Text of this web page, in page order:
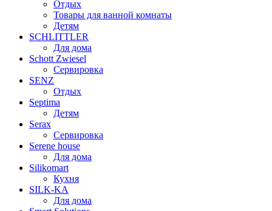
Отдых
Товары для ванной комнаты
Детям
SCHLITTLER
Для дома
Schott Zwiesel
Сервировка
SENZ
Отдых
Septima
Детям
Serax
Сервировка
Serene house
Для дома
Silikomart
Кухня
SILK-KA
Для дома